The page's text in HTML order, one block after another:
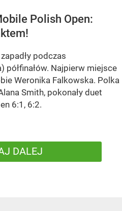
Polish Open:
podczas
Najpierw miejsce
Weronika Falkowska. Polka
Smith, pokonały duet
6:1, 6:2.
DALEJ